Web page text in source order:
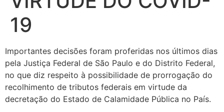
19
Importantes decisões foram proferidas nos últimos dias
pela Justiça Federal de São Paulo e do Distrito Federal,
no que diz respeito à possibilidade de prorrogação do
recolhimento de tributos federais em virtude da
decretação do Estado de Calamidade Pública no País.